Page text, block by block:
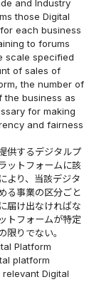
and Industry
those Digital
each business
to forums
scale specified
of sales of
the number of
the business as
for making
and fairness
供するデジタルプ
ットフォームに該
より、当該デジタ
る事業の区分ごと
届け出なければな
トフォームが特定
限りでない。
Platform
platform
Digital